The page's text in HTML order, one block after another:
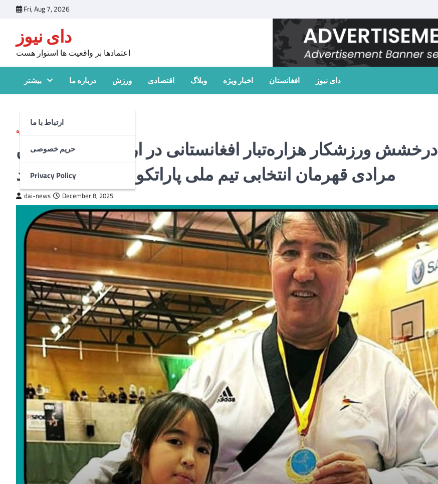
Fri, Aug 7, 2026
دای نیوز
اعتمادها بر واقعیت ها استوار هست
بیشتر
ارتباط با ما
حریم خصوصی
Privacy Policy
درباره ما ورزش اقتصادی وبلاگ اخبار ویژه افغانستان دای نیوز
اخبار ویژه
درخشش ورزشکار هزاره‌تبار افغانستانی در اروپا؛ محمد حسین
مرادی قهرمان انتخابی تیم ملی پاراتکواندوی سویدن شد
dai-news December 8, 2025